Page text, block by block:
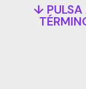
↓ PULSA